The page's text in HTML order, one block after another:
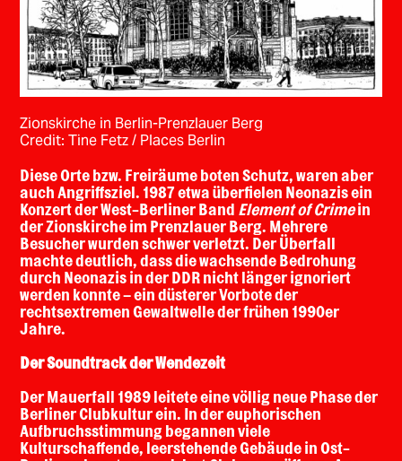
Zionskirche in Berlin-Prenzlauer Berg
Credit: Tine Fetz / Places Berlin
Diese Orte bzw. Freiräume boten Schutz, waren aber
auch Angriffsziel. 1987 etwa überfielen Neonazis ein
Konzert der West-Berliner Band Element of Crimein
der Zionskirche im Prenzlauer Berg. Mehrere
Besucher wurden schwer verletzt. Der Überfall
machte deutlich, dass die wachsende Bedrohung
durch Neonazis in der DDR nicht länger ignoriert
werden konnte – ein düsterer Vorbote der
rechtsextremen Gewaltwelle der frühen 1990er
Jahre.
Der Soundtrack der Wendezeit
Der Mauerfall 1989 leitete eine völlig neue Phase der
Berliner Clubkultur ein. In der euphorischen
Aufbruchsstimmung begannen viele
Kulturschaffende, leerstehende Gebäude in Ost-